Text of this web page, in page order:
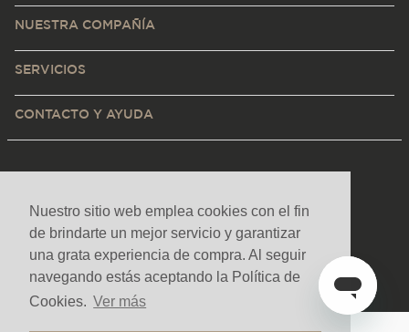
Nuestro sitio web emplea cookies con el fin
de brindarte un mejor servicio y garantizar
una grata experiencia de compra. Al seguir
navegando estás aceptando la Política de
Cookies. Ver más
NUESTRA COMPAÑÍA
SERVICIOS
CONTACTO Y AYUDA